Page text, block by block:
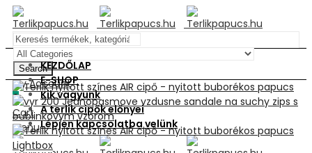
Search
My Account
0
Cart
Menu
KEZDŐLAP
E-SHOP
Kik vagyunk
A terlik cipők előnyei
Lépjen kapcsolatba velünk
Lightbox